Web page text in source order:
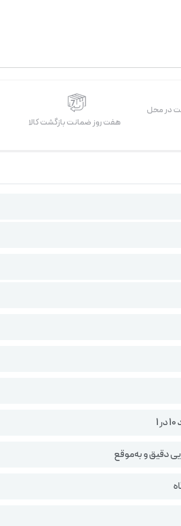
در محل
هفت روز ضمانت بازگشت کالا
دقیق و به‌موقع